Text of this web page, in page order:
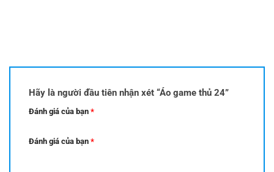
Hãy là người đầu tiên nhận xét “Áo game thủ 24”
Đánh giá của bạn *
Đánh giá của bạn *